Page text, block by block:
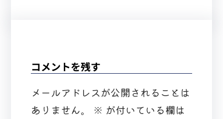
コメントを残す
メールアドレスが公開されることは
ありません。
※ が付いている欄は